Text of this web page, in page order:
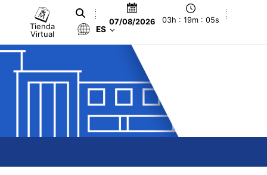
Tienda
Virtual
07/08/2026 03h : 19m : 06s
ES